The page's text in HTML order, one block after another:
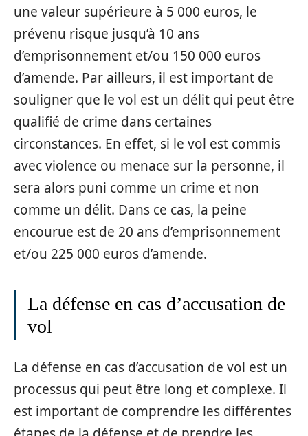
une valeur supérieure à 5 000 euros, le
prévenu risque jusqu’à 10 ans
d’emprisonnement et/ou 150 000 euros
d’amende. Par ailleurs, il est important de
souligner que le vol est un délit qui peut être
qualifié de crime dans certaines
circonstances. En effet, si le vol est commis
avec violence ou menace sur la personne, il
sera alors puni comme un crime et non
comme un délit. Dans ce cas, la peine
encourue est de 20 ans d’emprisonnement
et/ou 225 000 euros d’amende.
La défense en cas d’accusation de
vol
La défense en cas d’accusation de vol est un
processus qui peut être long et complexe. Il
est important de comprendre les différentes